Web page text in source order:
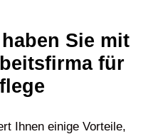
Sie mit
für
Ihnen einige Vorteile,